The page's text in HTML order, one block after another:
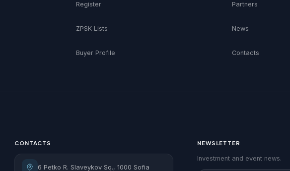
Register
ZPSK Lists
Buyer Profile
Partners
News
Contacts
CONTACTS
6 Petko R. Slaveykov Sq., 1000 Sofia
NEWSLETTER
Investment and event news.